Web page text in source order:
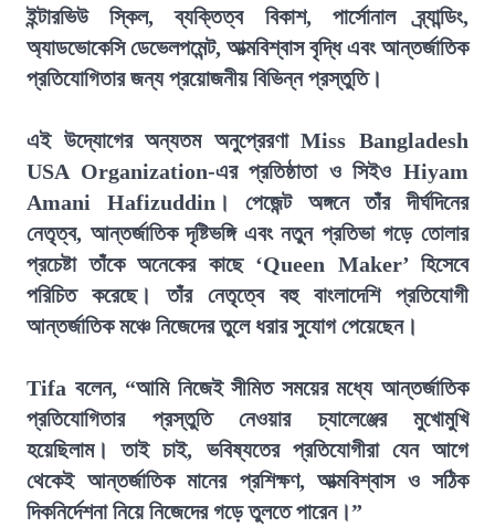
ইন্টারভিউ স্কিল, ব্যক্তিত্ব বিকাশ, পার্সোনাল ব্র্যান্ডিং,
অ্যাডভোকেসি ডেভেলপমেন্ট, আত্মবিশ্বাস বৃদ্ধি এবং আন্তর্জাতিক
প্রতিযোগিতার জন্য প্রয়োজনীয় বিভিন্ন প্রস্তুতি।
এই উদ্যোগের অন্যতম অনুপ্রেরণা Miss Bangladesh
USA Organization-এর প্রতিষ্ঠাতা ও সিইও Hiyam
Amani Hafizuddin। পেজেন্ট অঙ্গনে তাঁর দীর্ঘদিনের
নেতৃত্ব, আন্তর্জাতিক দৃষ্টিভঙ্গি এবং নতুন প্রতিভা গড়ে তোলার
প্রচেষ্টা তাঁকে অনেকের কাছে ‘Queen Maker’ হিসেবে
পরিচিত করেছে। তাঁর নেতৃত্বে বহু বাংলাদেশি প্রতিযোগী
আন্তর্জাতিক মঞ্চে নিজেদের তুলে ধরার সুযোগ পেয়েছেন।
Tifa বলেন, “আমি নিজেই সীমিত সময়ের মধ্যে আন্তর্জাতিক
প্রতিযোগিতার প্রস্তুতি নেওয়ার চ্যালেঞ্জের মুখোমুখি
হয়েছিলাম। তাই চাই, ভবিষ্যতের প্রতিযোগীরা যেন আগে
থেকেই আন্তর্জাতিক মানের প্রশিক্ষণ, আত্মবিশ্বাস ও সঠিক
দিকনির্দেশনা নিয়ে নিজেদের গড়ে তুলতে পারেন।”